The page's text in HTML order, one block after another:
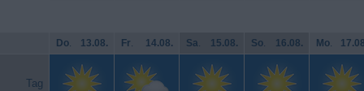
Do. 13.08. Fr. 14.08. Sa. 15.08. So. 16.08. Mo.
Tag